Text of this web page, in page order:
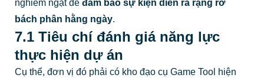
nghiêm ngặt để đảm bảo sự kiện diễn ra rạng rỡ
bách phân hằng ngày.
7.1 Tiêu chí đánh giá năng lực
thực hiện dự án
Cụ thể, đơn vị đó phải có kho đạo cụ Game Tool hiện